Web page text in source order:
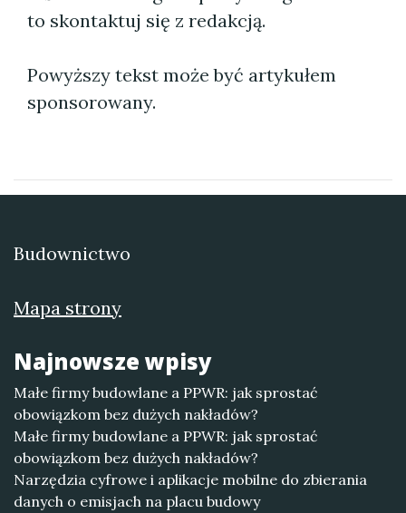
to skontaktuj się z redakcją.
Powyższy tekst może być artykułem
sponsorowany.
Budownictwo
Mapa strony
Najnowsze wpisy
Małe firmy budowlane a PPWR: jak sprostać
obowiązkom bez dużych nakładów?
Małe firmy budowlane a PPWR: jak sprostać
obowiązkom bez dużych nakładów?
Narzędzia cyfrowe i aplikacje mobilne do zbierania
danych o emisjach na placu budowy